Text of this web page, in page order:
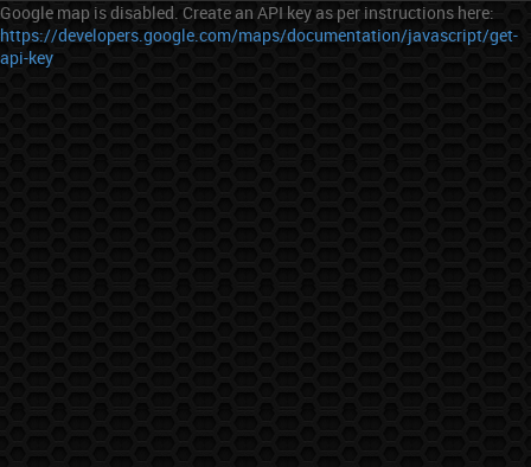
Google map is disabled. Create an API key as per instructions here:
https://developers.google.com/maps/documentation/javascript/get-
api-key